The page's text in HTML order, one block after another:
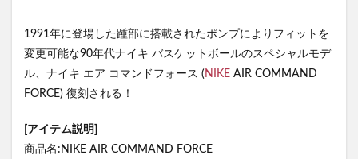
1991年に登場した踵部に搭載されたポンプによりフィットを
変更可能な90年代ナイキ バスケットボールのスペシャルモデ
ル、ナイキ エア コマンドフォース ( NIKE AIR COMMAND
FORCE) 復刻される！
[アイテム説明]
商品名:NIKE AIR COMMAND FORCE